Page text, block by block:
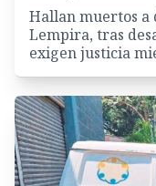
Hallan muertos a
Lempira, tras
exigen justicia